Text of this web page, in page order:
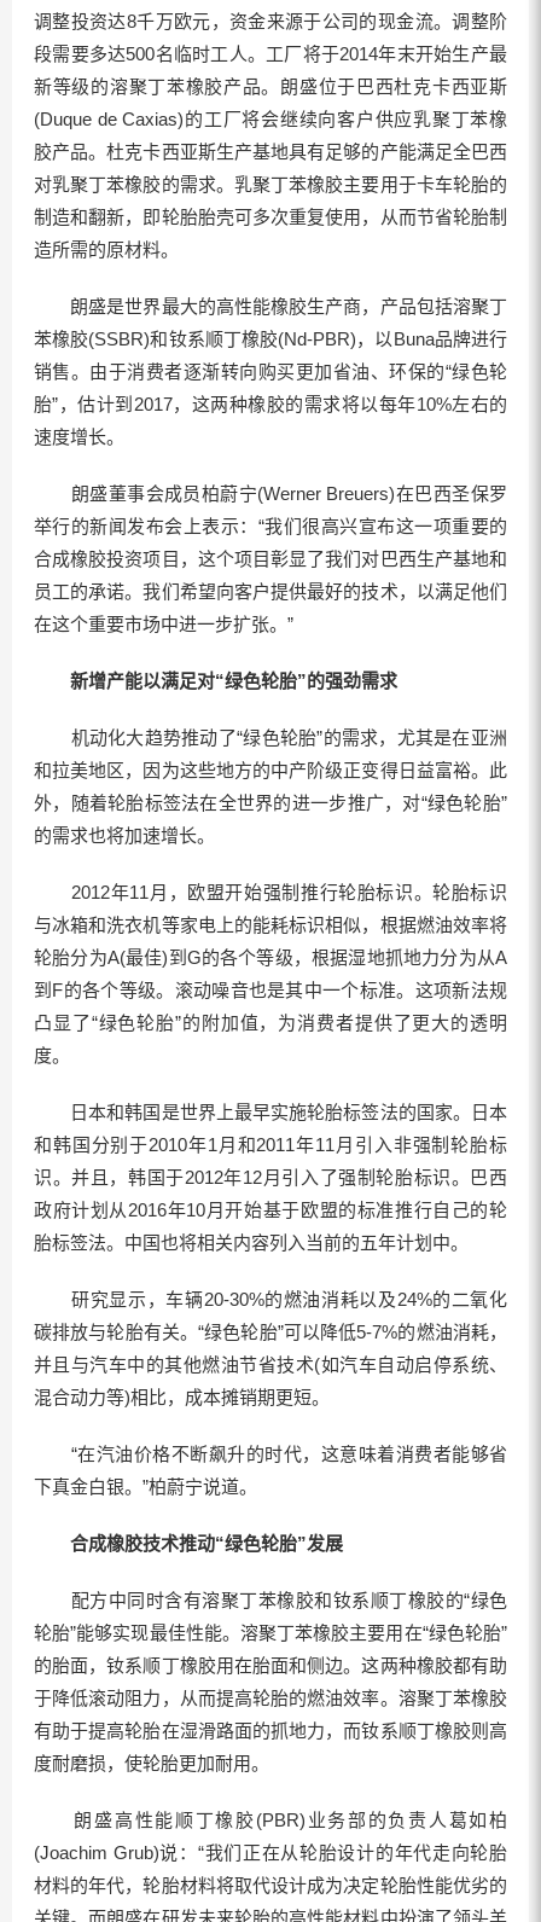
调整投资达8千万欧元，资金来源于公司的现金流。调整阶
段需要多达500名临时工人。工厂将于2014年末开始生产最
新等级的溶聚丁苯橡胶产品。朗盛位于巴西杜克卡西亚斯
(Duque de Caxias)的工厂将会继续向客户供应乳聚丁苯橡
胶产品。杜克卡西亚斯生产基地具有足够的产能满足全巴西
对乳聚丁苯橡胶的需求。乳聚丁苯橡胶主要用于卡车轮胎的
制造和翻新，即轮胎胎壳可多次重复使用，从而节省轮胎制
造所需的原材料。
朗盛是世界最大的高性能橡胶生产商，产品包括溶聚丁
苯橡胶(SSBR)和钕系顺丁橡胶(Nd-PBR)，以Buna品牌进行
销售。由于消费者逐渐转向购买更加省油、环保的“绿色轮
胎”，估计到2017，这两种橡胶的需求将以每年10%左右的
速度增长。
朗盛董事会成员柏蔚宁(Werner Breuers)在巴西圣保罗
举行的新闻发布会上表示：“我们很高兴宣布这一项重要的
合成橡胶投资项目，这个项目彰显了我们对巴西生产基地和
员工的承诺。我们希望向客户提供最好的技术，以满足他们
在这个重要市场中进一步扩张。”
新增产能以满足对“绿色轮胎”的强劲需求
机动化大趋势推动了“绿色轮胎”的需求，尤其是在亚洲
和拉美地区，因为这些地方的中产阶级正变得日益富裕。此
外，随着轮胎标签法在全世界的进一步推广，对“绿色轮胎”
的需求也将加速增长。
2012年11月，欧盟开始强制推行轮胎标识。轮胎标识
与冰箱和洗衣机等家电上的能耗标识相似，根据燃油效率将
轮胎分为A(最佳)到G的各个等级，根据湿地抓地力分为从A
到F的各个等级。滚动噪音也是其中一个标准。这项新法规
凸显了“绿色轮胎”的附加值，为消费者提供了更大的透明
度。
日本和韩国是世界上最早实施轮胎标签法的国家。日本
和韩国分别于2010年1月和2011年11月引入非强制轮胎标
识。并且，韩国于2012年12月引入了强制轮胎标识。巴西
政府计划从2016年10月开始基于欧盟的标准推行自己的轮
胎标签法。中国也将相关内容列入当前的五年计划中。
研究显示，车辆20-30%的燃油消耗以及24%的二氧化
碳排放与轮胎有关。“绿色轮胎”可以降低5-7%的燃油消耗，
并且与汽车中的其他燃油节省技术(如汽车自动启停系统、
混合动力等)相比，成本摊销期更短。
“在汽油价格不断飙升的时代，这意味着消费者能够省
下真金白银。”柏蔚宁说道。
合成橡胶技术推动“绿色轮胎”发展
配方中同时含有溶聚丁苯橡胶和钕系顺丁橡胶的“绿色
轮胎”能够实现最佳性能。溶聚丁苯橡胶主要用在“绿色轮胎”
的胎面，钕系顺丁橡胶用在胎面和侧边。这两种橡胶都有助
于降低滚动阻力，从而提高轮胎的燃油效率。溶聚丁苯橡胶
有助于提高轮胎在湿滑路面的抓地力，而钕系顺丁橡胶则高
度耐磨损，使轮胎更加耐用。
朗盛高性能顺丁橡胶(PBR)业务部的负责人葛如柏
(Joachim Grub)说：“我们正在从轮胎设计的年代走向轮胎
材料的年代，轮胎材料将取代设计成为决定轮胎性能优劣的
关键。而朗盛在研发未来轮胎的高性能材料中扮演了领头羊